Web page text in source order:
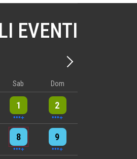
EVENTI
Avanti - Mese
Sab Dom
1
9 events 2
8 events
8
7 events 9
8 events